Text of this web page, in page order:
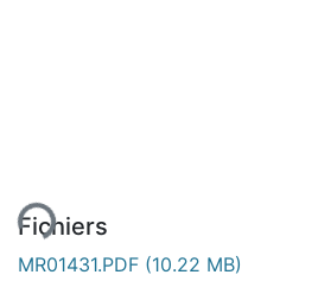
Fichiers
MR01431.PDF (10.22 MB)